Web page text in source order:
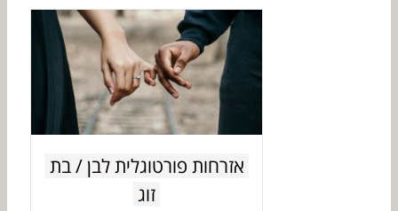
אזרחות פורטוגלית לבן / בת
זוג